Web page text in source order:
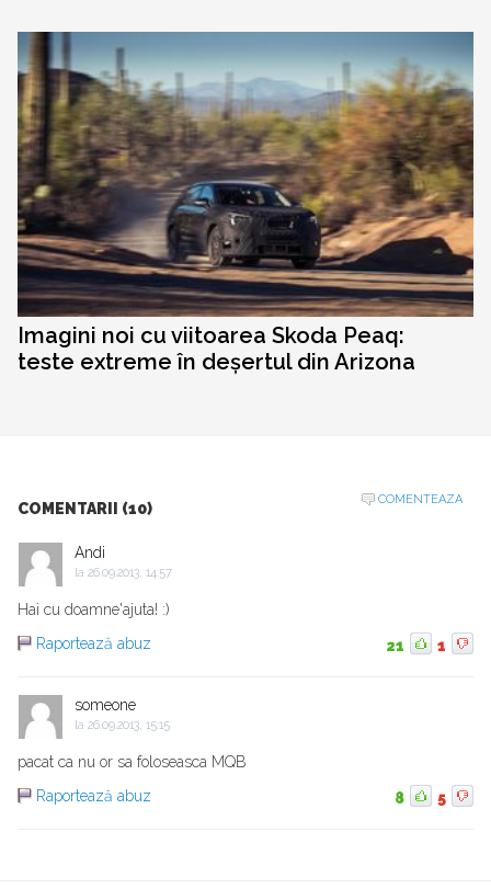
Imagini noi cu viitoarea Skoda Peaq:
teste extreme în deșertul din Arizona
COMENTARII (10)
COMENTEAZA
Andi
la 26.09.2013, 14:57
Hai cu doamne'ajuta! :)
Raportează abuz
21 1
someone
la 26.09.2013, 15:15
pacat ca nu or sa foloseasca MQB
Raportează abuz
8 5